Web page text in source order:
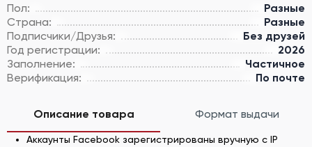
Пол:
Разные
Страна:
Разные
Подписчики/Друзья:
Без друзей
Год регистрации:
2026
Заполнение:
Частичное
Верификация:
По почте
Описание товара Формат выдачи
Аккаунты Facebook зарегистрированы вручную с IP